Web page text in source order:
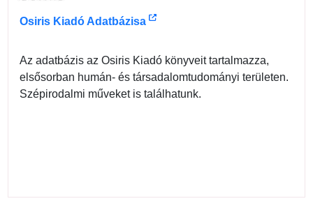
Osiris Kiadó Adatbázisa
Az adatbázis az Osiris Kiadó könyveit tartalmazza,
elsősorban humán- és társadalomtudományi területen.
Szépirodalmi műveket is találhatunk.